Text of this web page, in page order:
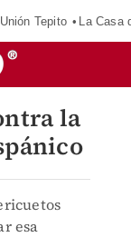
Unión Tepito La Casa
la
esa